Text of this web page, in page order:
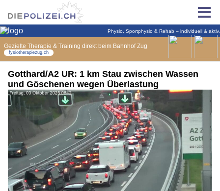
Gotthard/A2 UR: 1 km Stau zwischen Wassen
und Göschenen wegen Überlastung